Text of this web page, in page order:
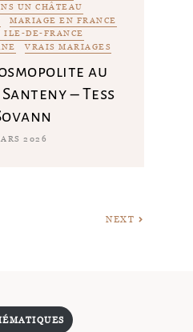
UN CHÂTEAU
MARIAGE EN FRANCE
ILE-DE-FRANCE
VRAIS MARIAGES
au
– Tess
2026
NEXT